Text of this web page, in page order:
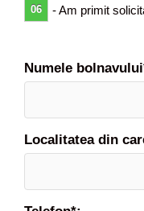
o
e
s
m
06 - Am primit
Numele
Localitatea din